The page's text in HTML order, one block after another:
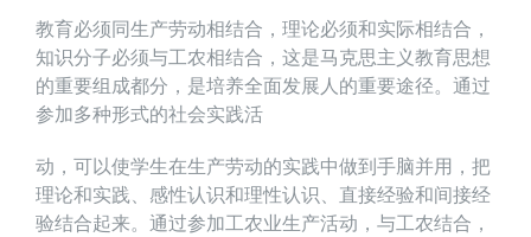
教育必须同生产劳动相结合，理论必须和实际相结合，
知识分子必须与工农相结合，这是马克思主义教育思想
的重要组成都分，是培养全面发展人的重要途径。通过
参加多种形式的社会实践活
动，可以使学生在生产劳动的实践中做到手脑并用，把
理论和实践、感性认识和理性认识、直接经验和间接经
验结合起来。通过参加工农业生产活动，与工农结合，